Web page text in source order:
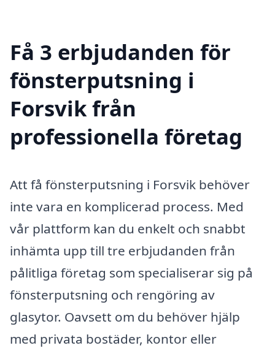
Få 3 erbjudanden för
fönsterputsning i
Forsvik från
professionella företag
Att få fönsterputsning i Forsvik behöver
inte vara en komplicerad process. Med
vår plattform kan du enkelt och snabbt
inhämta upp till tre erbjudanden från
pålitliga företag som specialiserar sig på
fönsterputsning och rengöring av
glasytor. Oavsett om du behöver hjälp
med privata bostäder, kontor eller